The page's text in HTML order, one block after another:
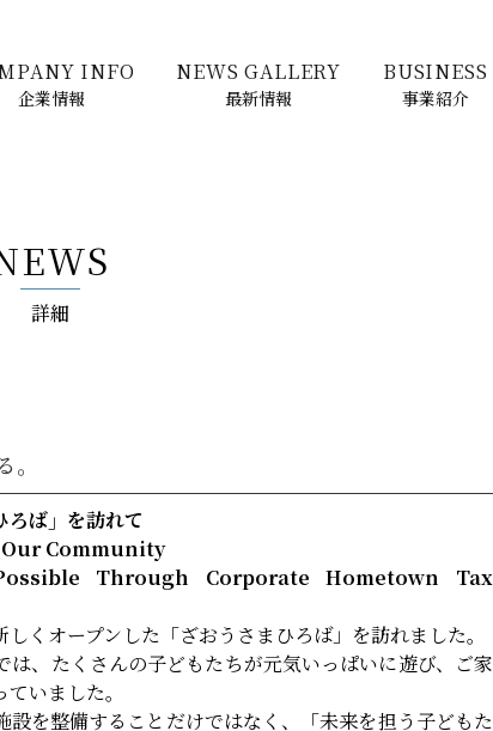
INFO
企業情報
NEWS GALLERY
最新情報
BUSINESS
事業紹介
詳細
ろば」を訪れて
Community
Through Corporate Hometown Tax
くオープンした「ざおうさまひろば」を訪れました。
、たくさんの子どもたちが元気いっぱいに遊び、ご家
いました。
を整備することだけではなく、「未来を担う子どもた